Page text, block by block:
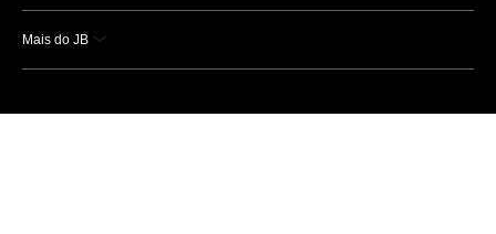
Mais do JB
Esportes